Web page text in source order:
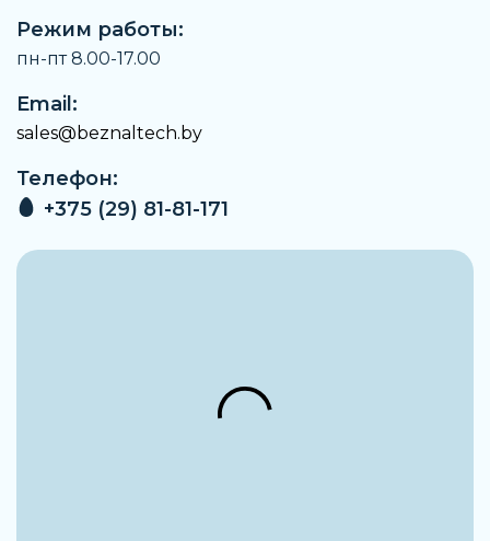
Количество фаз питания
Частота электродвигателя
380 В
Пусковой ток
7 А
Режим работы:
пн-пт 8.00-17.00
Email:
sales@beznaltech.by
Телефон:
+375 (29) 81-81-171